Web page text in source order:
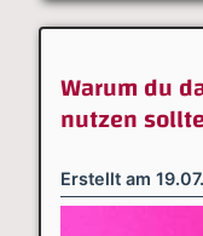
Warum du
nutzen
Erstellt am